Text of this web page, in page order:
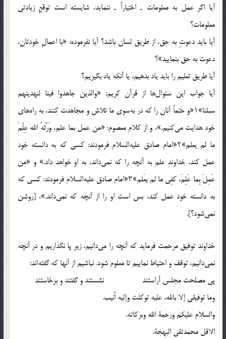
آیا اگر عمل به معلومات ـ اختیاراً ـ ننماید، شایسته است توقعِ زیادتی
معلومات؟
آیا باید دعوتِ به حق، از طریق لسان باشد؟ آیا نفرموده: «با اعمالِ خودتان،
دعوت به حق بنمایید»؟
آیا طریق تعلیم را باید یاد بدهیم، یا آنکه یاد بگیریم؟
آیا جواب این سئوال‌ها از قرآن کریم: «والذین جاهدوا فینا لنهدینهم
سبلنا»۱«و حتماً آنان را که در به‌سوی ما تلاش و مجاهدت کنند، به راه‌های
خود هدایت می‌کنیم.»، و از کلام معصوم: «من عمل بما علم، وَرّثَهُ الله عِلْمَ
ما لم یعلم»۲«امام صادق علیه‌السلام فرمودند: کسی که به دانسته خود
عمل کند، خداوند علم به آنچه را که نمی‌داند، به او خواهد داد.» و «من
عَمِلَ بِما عَلِمَ، کفِی ما لم یعَلم»۳«امام صادق علیه‌السلام فرمودند: کسی که
به دانسته خود عمل کند، بس است او را از آنچه که نمی‌داند.»، [روشن
نمی‌شود؟].
خداوند توفیق مرحمت فرماید که آنچه را می‌دانیم، زیر پا نگذاریم و در آنچه
نمی‌دانیم، توقف و احتیاط نماییم تا معلوم شود. نباشیم از آنها که گفته‌اند:
پی مصلحت مجلس آراستند نشستند و گفتند و برخاستند
وما توفیقی إلا بالله، علیه توکلت وإلیه اُنیب.
والسلام علیکم ورحمة الله وبرکاته.
الاقل محمدتقی البهجة.